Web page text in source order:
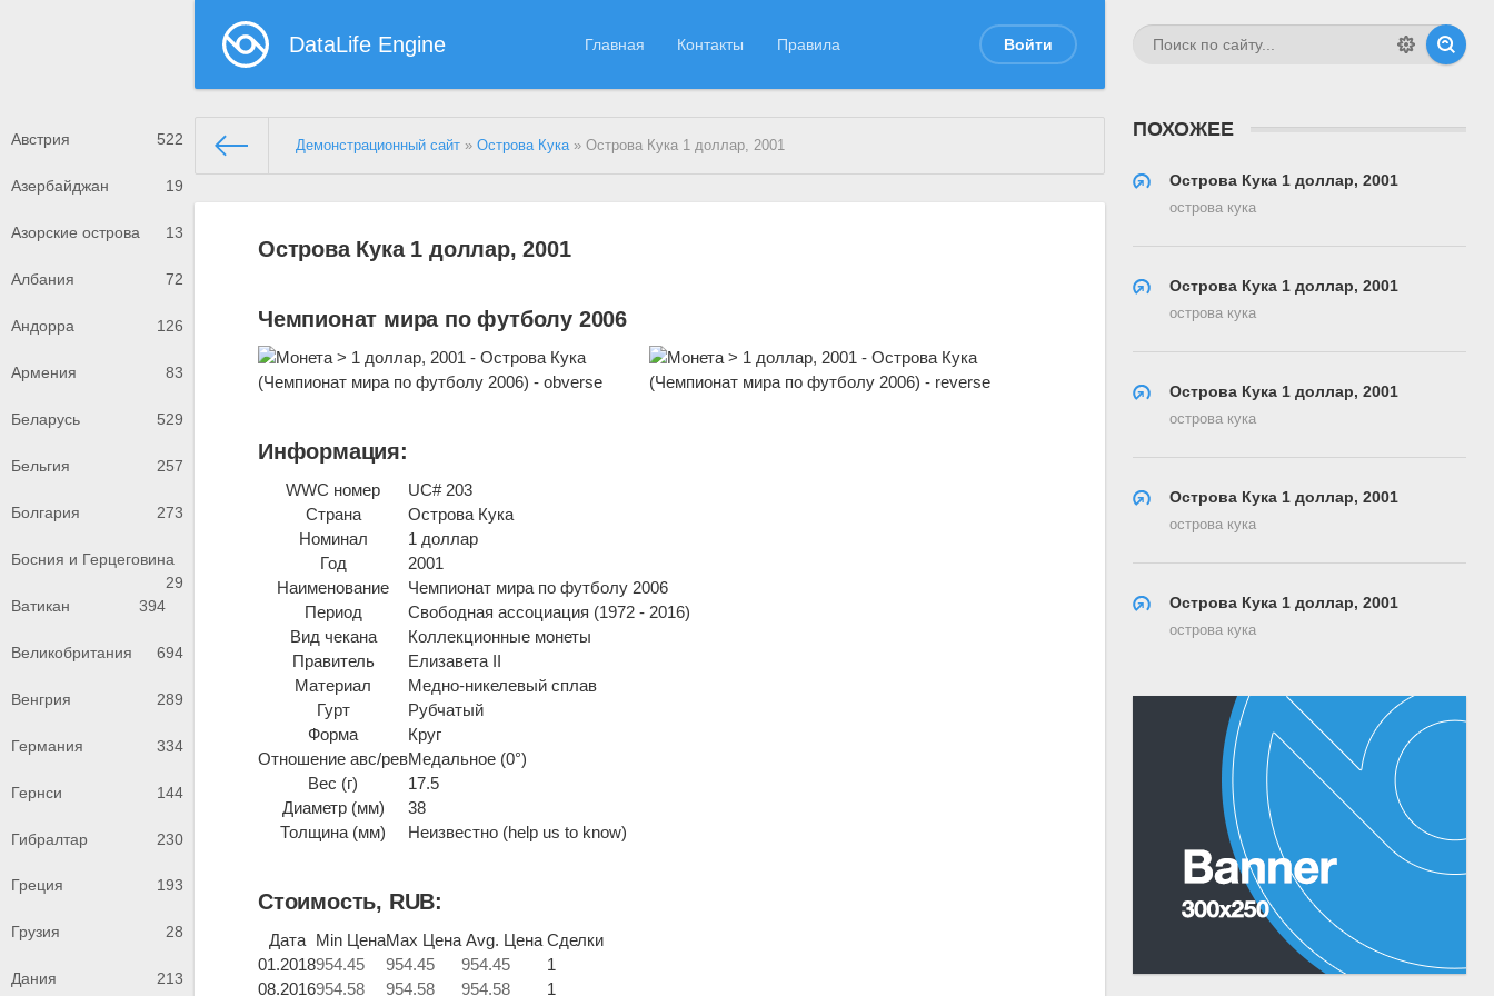
DataLife Engine Главная Контакты Правила Войти
Австрия 522
Азербайджан 19
Азорские острова 13
Албания 72
Андорра 126
Армения 83
Беларусь 529
Бельгия 257
Болгария 273
Босния и Герцеговина
29
Ватикан
394
Великобритания 694
Венгрия 289
Германия 334
Гернси 144
Гибралтар 230
Греция 193
Грузия 28
Дания 213
Демонстрационный сайт »Острова Кука» Острова Кука 1 доллар, 2001
Острова Кука 1 доллар, 2001
Чемпионат мира по футболу 2006
Информация:
WWC номер
UC# 203
Страна
Острова Кука
Номинал
1 доллар
Год
2001
Наименование
Чемпионат мира по футболу 2006
Период
Свободная ассоциация (1972 - 2016)
Вид чекана
Коллекционные монеты
Правитель
Елизавета II
Материал
Медно-никелевый сплав
Гурт
Рубчатый
Форма
Круг
Отношение авс/ревМедальное (0°)
Вес (г)
17.5
Диаметр (мм)
38
Толщина (мм)
Неизвестно (help us to know)
Стоимость, RUB:
Дата Min ЦенаMax Цена Avg. Цена Сделки
01.2018954.45 954.45 954.45
1
08.2016954.58 954.58 954.58
1
ПОХОЖЕЕ
Острова Кука 1 доллар, 2001
острова кука
Острова Кука 1 доллар, 2001
острова кука
Острова Кука 1 доллар, 2001
острова кука
Острова Кука 1 доллар, 2001
острова кука
Острова Кука 1 доллар, 2001
острова кука